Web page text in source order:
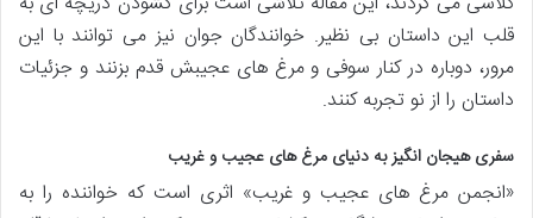
قلب این داستان بی نظیر. خوانندگان جوان نیز می توانند با این
مرور، دوباره در کنار سوفی و مرغ های عجیبش قدم بزنند و جزئیات
داستان را از نو تجربه کنند.
سفری هیجان انگیز به دنیای مرغ های عجیب و غریب
«انجمن مرغ های عجیب و غریب» اثری است که خواننده را به